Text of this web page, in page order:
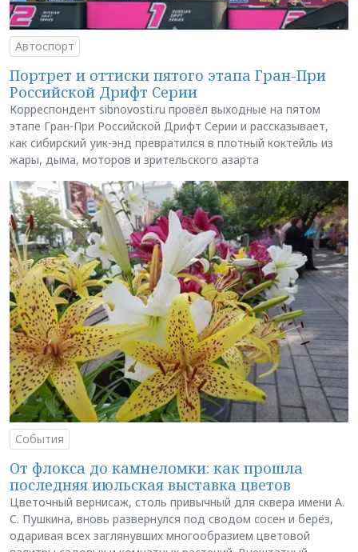
Автоспорт
Портрет и оттиски пятого этапа Гран-При
Российской Дрифт Серии
Корреспондент sibnovosti.ru провёл выходные на пятом
этапе Гран-При Российской Дрифт Серии и рассказывает,
как сибирский уик-энд превратился в плотный коктейль из
жары, дыма, моторов и зрительского азарта
События
От флокса до камнеломки: как прошла
последняя июльская выставка цветов
Цветочный вернисаж, столь привычный для сквера имени А.
С. Пушкина, вновь развернулся под сводом сосен и берёз,
одаривая всех заглянувших многообразием цветовой